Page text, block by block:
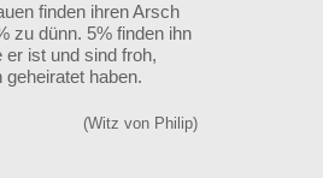
finden ihren Arsch
zu dünn. 5% finden ihn
er ist und sind froh,
haben.
(Witz von Philip)